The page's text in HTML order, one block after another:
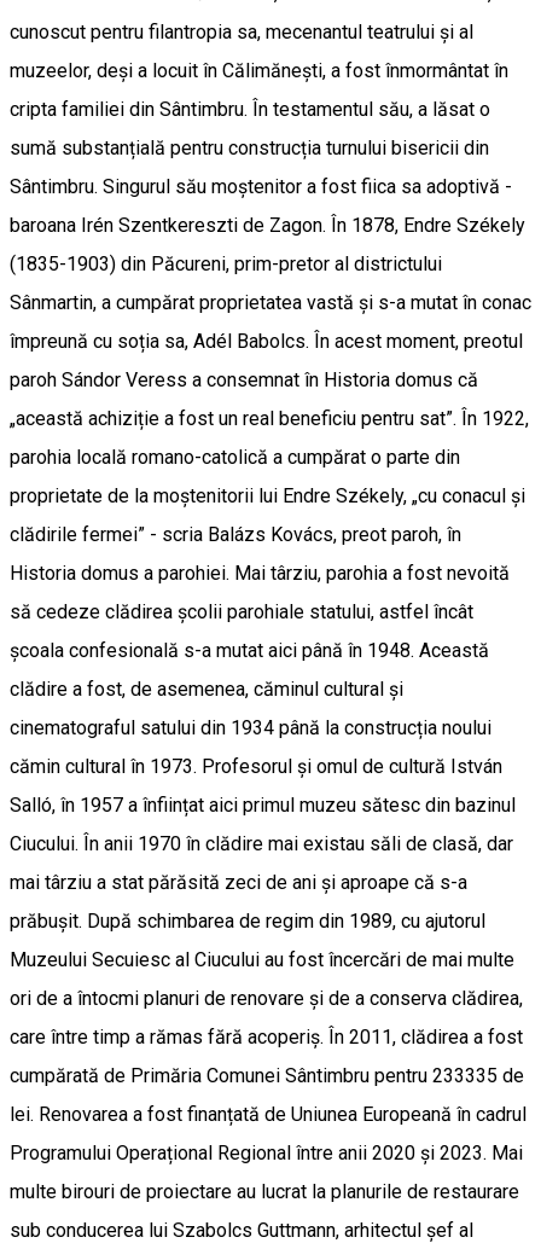
cunoscut pentru filantropia sa, mecenantul teatrului și al
muzeelor, deși a locuit în Călimănești, a fost înmormântat în
cripta familiei din Sântimbru. În testamentul său, a lăsat o
sumă substanțială pentru construcția turnului bisericii din
Sântimbru. Singurul său moștenitor a fost fiica sa adoptivă -
baroana Irén Szentkereszti de Zagon. În 1878, Endre Székely
(1835-1903) din Păcureni, prim-pretor al districtului
Sânmartin, a cumpărat proprietatea vastă și s-a mutat în conac
împreună cu soția sa, Adél Babolcs. În acest moment, preotul
paroh Sándor Veress a consemnat în Historia domus că
„această achiziție a fost un real beneficiu pentru sat”. În 1922,
parohia locală romano-catolică a cumpărat o parte din
proprietate de la moștenitorii lui Endre Székely, „cu conacul și
clădirile fermei” - scria Balázs Kovács, preot paroh, în
Historia domus a parohiei. Mai târziu, parohia a fost nevoită
să cedeze clădirea școlii parohiale statului, astfel încât
școala confesională s-a mutat aici până în 1948. Această
clădire a fost, de asemenea, căminul cultural și
cinematograful satului din 1934 până la construcția noului
cămin cultural în 1973. Profesorul și omul de cultură István
Salló, în 1957 a înființat aici primul muzeu sătesc din bazinul
Ciucului. În anii 1970 în clădire mai existau săli de clasă, dar
mai târziu a stat părăsită zeci de ani și aproape că s-a
prăbușit. După schimbarea de regim din 1989, cu ajutorul
Muzeului Secuiesc al Ciucului au fost încercări de mai multe
ori de a întocmi planuri de renovare și de a conserva clădirea,
care între timp a rămas fără acoperiș. În 2011, clădirea a fost
cumpărată de Primăria Comunei Sântimbru pentru 233335 de
lei. Renovarea a fost finanțată de Uniunea Europeană în cadrul
Programului Operațional Regional între anii 2020 și 2023. Mai
multe birouri de proiectare au lucrat la planurile de restaurare
sub conducerea lui Szabolcs Guttmann, arhitectul șef al